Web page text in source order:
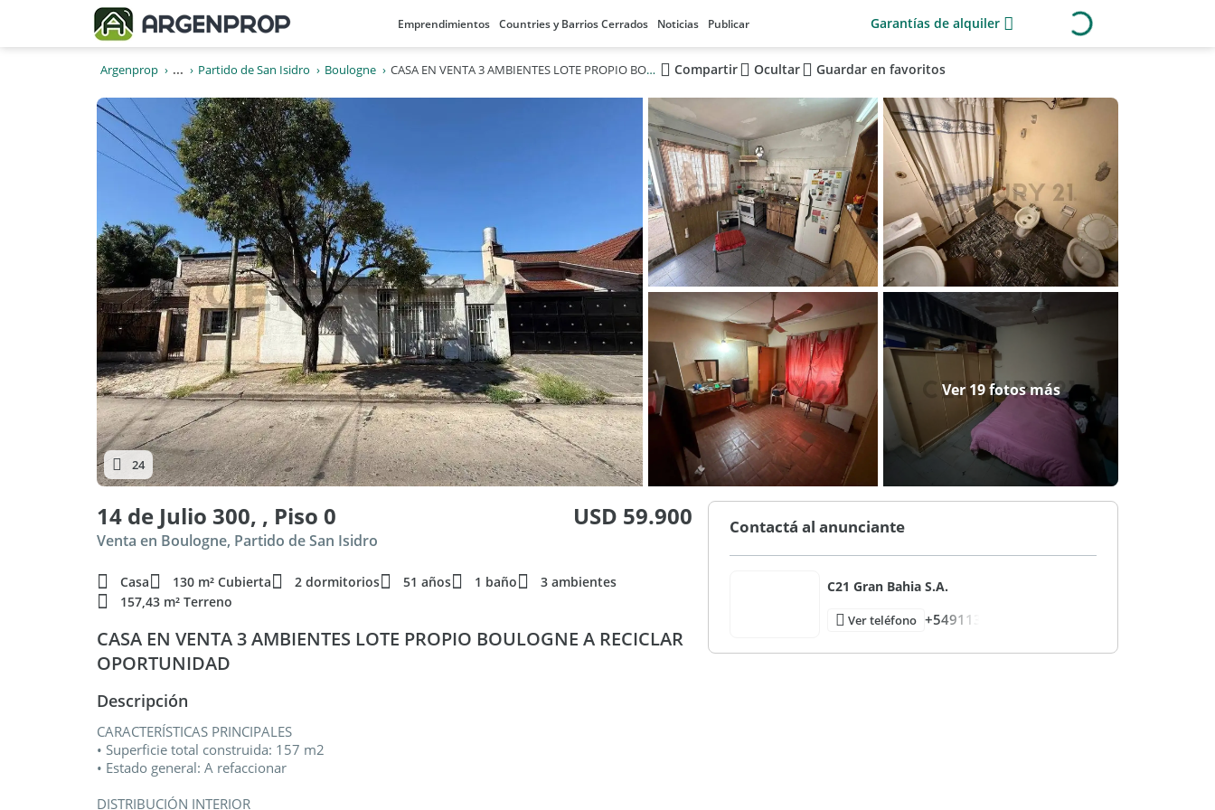
Emprendimientos Countries y Barrios Cerrados Noticias Publicar Garantías de alquiler
Argenprop ... Partido de San Isidro Boulogne CASA EN VENTA 3 AMBIENTES LOTE PROPIO BOULOGNE A RECICLAR OPORTUNIDAD Compartir Ocultar Guardar en favoritos
Ver 19 fotos más
24
14 de Julio 300, , Piso 0 USD 59.900
Venta en Boulogne, Partido de San Isidro
Casa 130 m² Cubierta 2 dormitorios 51 años 1 baño
3 ambientes
157,43 m² Terreno
CASA EN VENTA 3 AMBIENTES LOTE PROPIO BOULOGNE A RECICLAR
OPORTUNIDAD
Descripción
CARACTERÍSTICAS PRINCIPALES
• Superficie total construida: 157 m2
• Estado general: A refaccionar
DISTRIBUCIÓN INTERIOR
Contactá al anunciante
C21 Gran Bahia S.A.
Ver teléfono +549113